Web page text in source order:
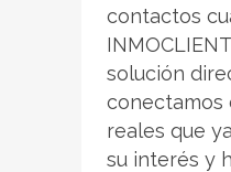
contactos
solución
conectamos
reales que
su interés y